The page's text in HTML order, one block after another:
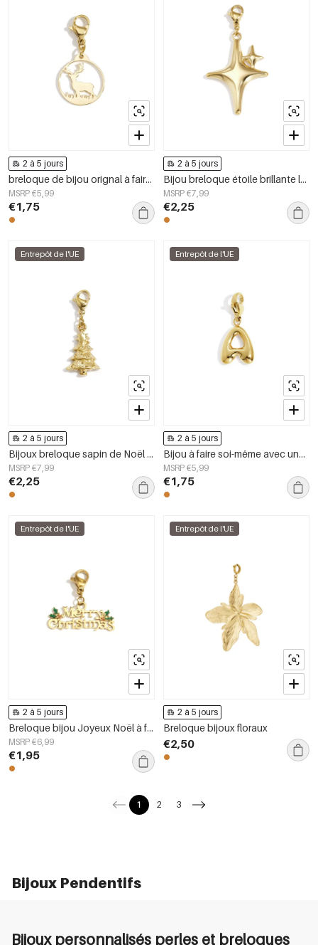
2 à 5 jours
breloque de bijou orignal à faire soi-même
MSRP €5,99
€1,75
2 à 5 jours
Bijou breloque étoile brillante lettre DIY
MSRP €7,99
€2,25
Entrepôt de l'UE
2 à 5 jours
Bijoux breloque sapin de Noël DIY
MSRP €7,99
€2,25
Entrepôt de l'UE
2 à 5 jours
Bijou à faire soi-même avec une lettre initiale
MSRP €5,99
€1,75
Entrepôt de l'UE
2 à 5 jours
Breloque bijou Joyeux Noël à faire soi-même
MSRP €6,99
€1,95
Entrepôt de l'UE
2 à 5 jours
Breloque bijoux floraux
€2,50
1 2 3
Bijoux Pendentifs
Bijoux personnalisés perles et breloques